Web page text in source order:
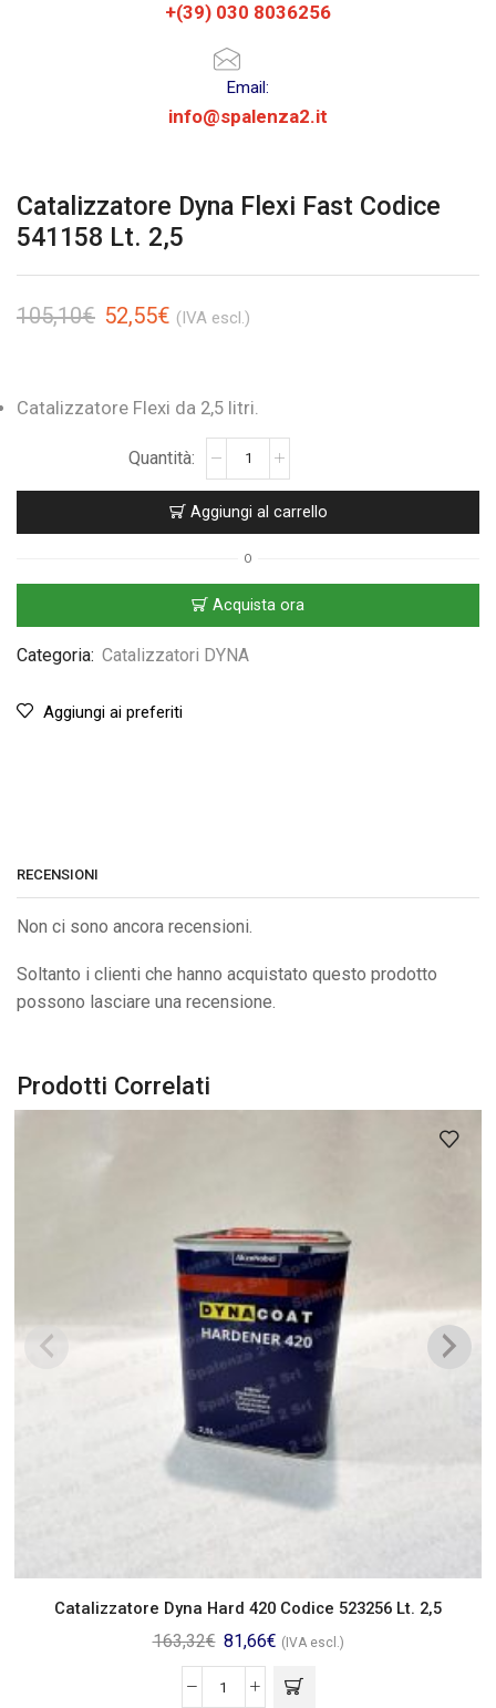
+(39) 030 8036256
Email:
info@spalenza2.it
Catalizzatore Dyna Flexi Fast Codice
541158 Lt. 2,5
105,10€ 52,55€ (IVA escl.)
Catalizzatore Flexi da 2,5 litri.
Aggiungi al carrello
O
Acquista ora
Categoria: Catalizzatori DYNA
Aggiungi ai preferiti
RECENSIONI
Non ci sono ancora recensioni.
Soltanto i clienti che hanno acquistato questo prodotto
possono lasciare una recensione.
Prodotti Correlati
Catalizzatore Dyna Hard 420 Codice 523256 Lt. 2,5
163,32€ 81,66€ (IVA escl.)